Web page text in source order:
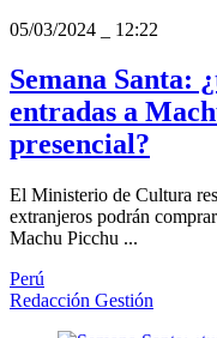
05/03/2024
12:22
Semana Santa:
entradas a
presencial?
El Ministerio de Cultura
extranjeros podrán
Machu Picchu ...
Perú
Redacción Gestión